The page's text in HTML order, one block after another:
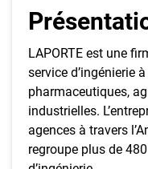
LAPORTE est une
service d’ingénierie
pharmaceutiques,
industrielles.
agences à travers
regroupe plus de